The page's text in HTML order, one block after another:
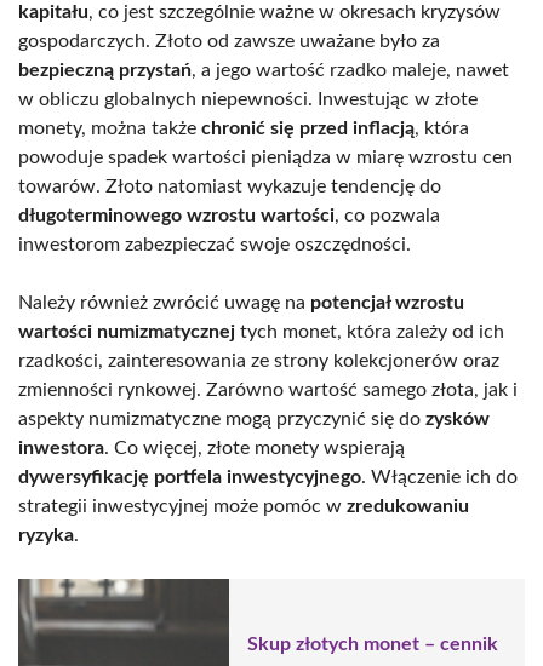
kapitału, co jest szczególnie ważne w okresach kryzysów
gospodarczych. Złoto od zawsze uważane było za
bezpieczną przystań, a jego wartość rzadko maleje, nawet
w obliczu globalnych niepewności. Inwestując w złote
monety, można także chronić się przed inflacją, która
powoduje spadek wartości pieniądza w miarę wzrostu cen
towarów. Złoto natomiast wykazuje tendencję do
długoterminowego wzrostu wartości, co pozwala
inwestorom zabezpieczać swoje oszczędności.
Należy również zwrócić uwagę na potencjał wzrostu
wartości numizmatycznej tych monet, która zależy od ich
rzadkości, zainteresowania ze strony kolekcjonerów oraz
zmienności rynkowej. Zarówno wartość samego złota, jak i
aspekty numizmatyczne mogą przyczynić się do zysków
inwestora. Co więcej, złote monety wspierają
dywersyfikację portfela inwestycyjnego. Włączenie ich do
strategii inwestycyjnej może pomóc w zredukowaniu
ryzyka.
Skup złotych monet – cennik